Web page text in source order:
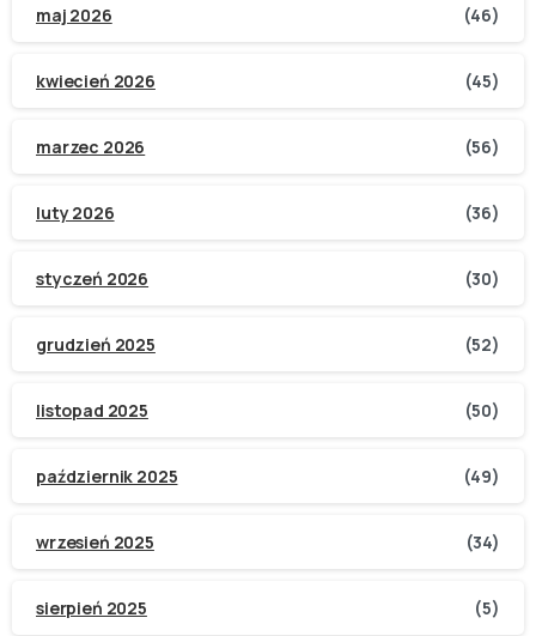
maj 2026 (46)
kwiecień 2026 (45)
marzec 2026 (56)
luty 2026 (36)
styczeń 2026 (30)
grudzień 2025 (52)
listopad 2025 (50)
październik 2025 (49)
wrzesień 2025 (34)
sierpień 2025 (5)